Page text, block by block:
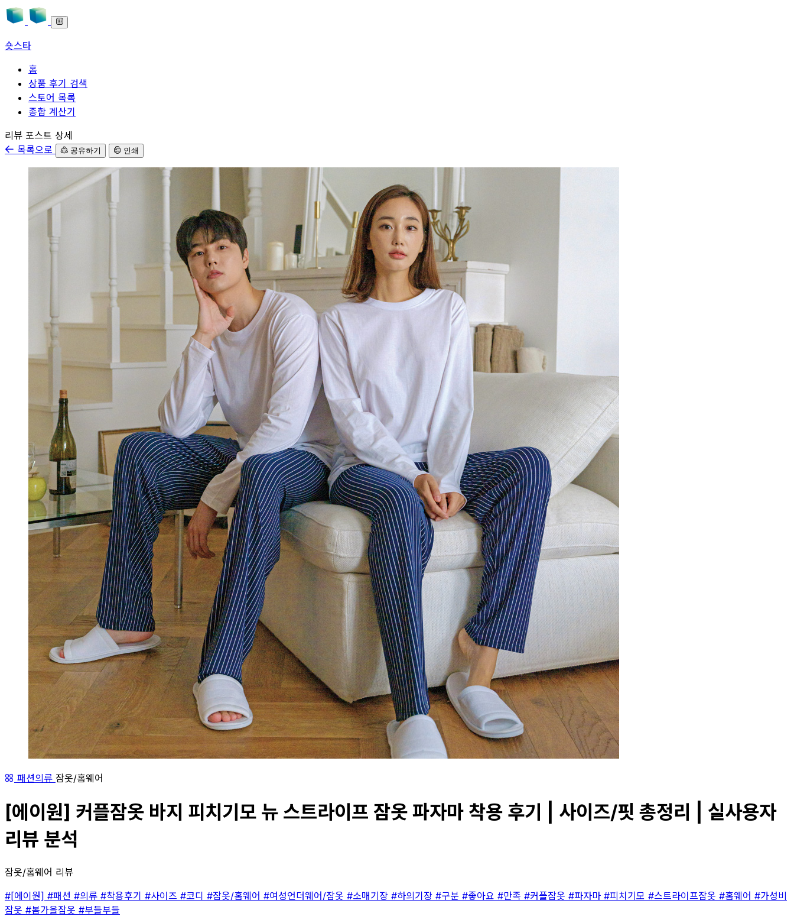
숏스타
홈
상품 후기 검색
스토어 목록
종합 계산기
본문으로 바로가기
리뷰 포스트 상세
목록으로
공유하기 인쇄
패션의류 잠옷/홈웨어
[에이원] 커플잠옷 바지 피치기모 뉴 스트라이프 잠옷 파자마 착용 후기 | 사이즈/핏 총정리 | 실사용자
리뷰 분석
잠옷/홈웨어 리뷰
#[에이원] #패션 #의류 #착용후기 #사이즈 #코디 #잠옷/홈웨어 #여성언더웨어/잠옷 #소매기장 #하의기장 #구분 #좋아요 #만족 #커플잠옷 #파자마 #피치기모 #스트라이프잠옷 #홈웨어 #가성비
잠옷 #봄가을잠옷 #부들부들